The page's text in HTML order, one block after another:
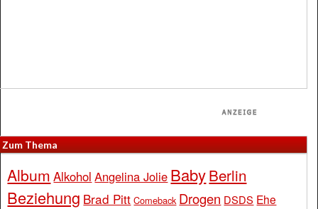
Zum Thema
Album Alkohol Angelina Jolie BabyBerlin
Beziehung Brad Pitt Comeback Drogen DSDS Ehe